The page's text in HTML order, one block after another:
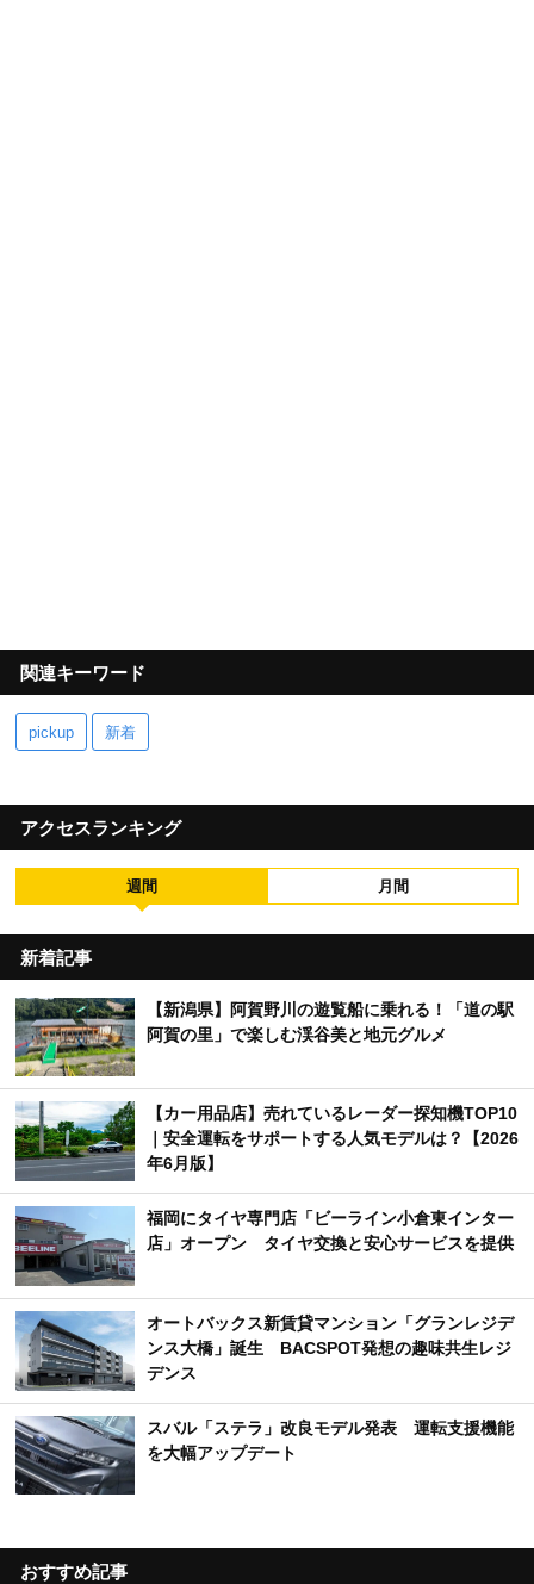
関連キーワード
pickup 新着
アクセスランキング
週間 月間
新着記事
【新潟県】阿賀野川の遊覧船に乗れる！「道の駅
阿賀の里」で楽しむ渓谷美と地元グルメ
【カー用品店】売れているレーダー探知機TOP10
｜安全運転をサポートする人気モデルは？【2026
年6月版】
福岡にタイヤ専門店「ビーライン小倉東インター
店」オープン タイヤ交換と安心サービスを提供
オートバックス新賃貸マンション「グランレジデ
ンス大橋」誕生 BACSPOT発想の趣味共生レジ
デンス
スバル「ステラ」改良モデル発表 運転支援機能
を大幅アップデート
おすすめ記事